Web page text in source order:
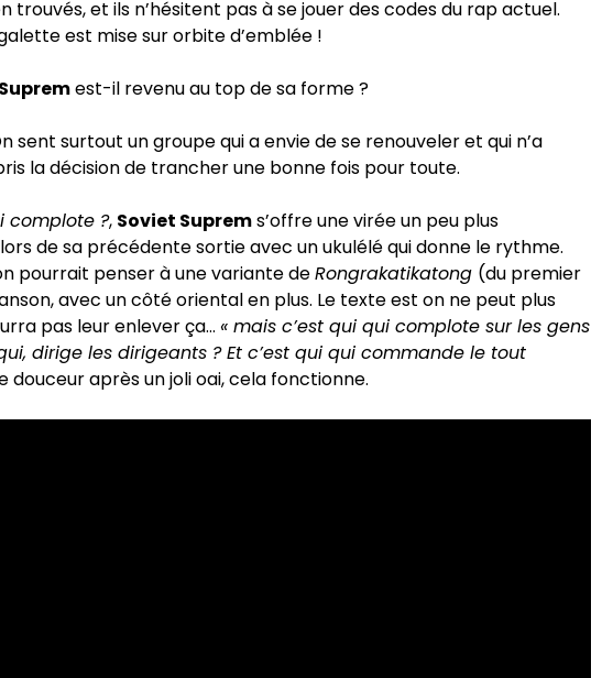
trouvés, et ils n’hésitent pas à se jouer des codes du rap actuel.
est mise sur orbite d’emblée !
est-il revenu au top de sa forme ?
sent surtout un groupe qui a envie de se renouveler et qui n’a
la décision de trancher une bonne fois pour toute.
complote ?, Soviet Suprems’offre une virée un peu plus
de sa précédente sortie avec un ukulélé qui donne le rythme.
pourrait penser à une variante deRongrakatikatong (du premier
avec un côté oriental en plus. Le texte est on ne peut plus
pas leur enlever ça… « mais c’est qui qui complote sur les gens
dirige les dirigeants ? Et c’est qui qui commande le tout
douceur après un joli oai, cela fonctionne.